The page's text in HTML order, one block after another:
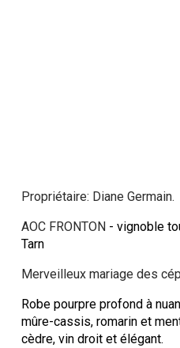
Propriétaire: Diane Germain.
AOC FRONTON - vignoble
Tarn
Merveilleux mariage des
Robe pourpre profond à
mûre-cassis, romarin et
cèdre, vin droit et élégant.